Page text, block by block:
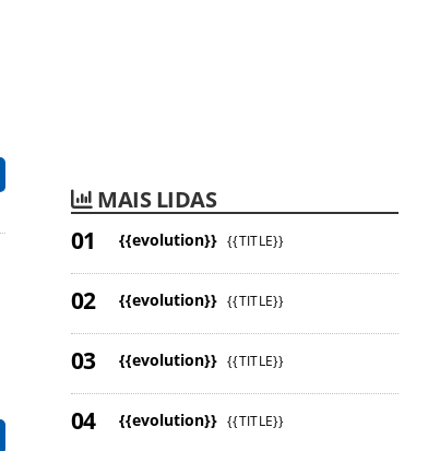
MAIS LIDAS
{{evolution}} {{TITLE}}
{{evolution}} {{TITLE}}
{{evolution}} {{TITLE}}
{{evolution}} {{TITLE}}